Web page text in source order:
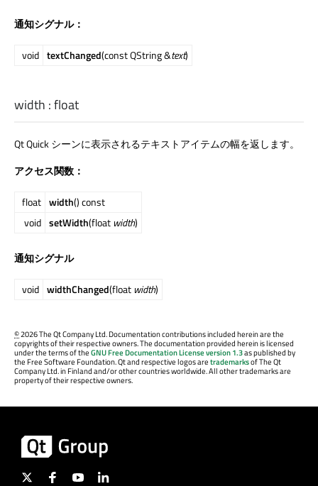
通知シグナル：
void textChanged(const QString &text)
width :float
Qt Quickシーンに表示されるテキストアイテムの幅を返します。
アクセス関数：
float width() const
void setWidth(float width)
通知シグナル
void widthChanged(float width)
©2026 The Qt Company Ltd. Documentation contributions included herein are the
copyrights of their respective owners. The documentation provided herein is licensed
under the terms of theGNU Free Documentation License version 1.3as published by
the Free Software Foundation. Qt and respective logos aretrademarksof The Qt
Company Ltd. in Finland and/or other countries worldwide. All other trademarks are
property of their respective owners.